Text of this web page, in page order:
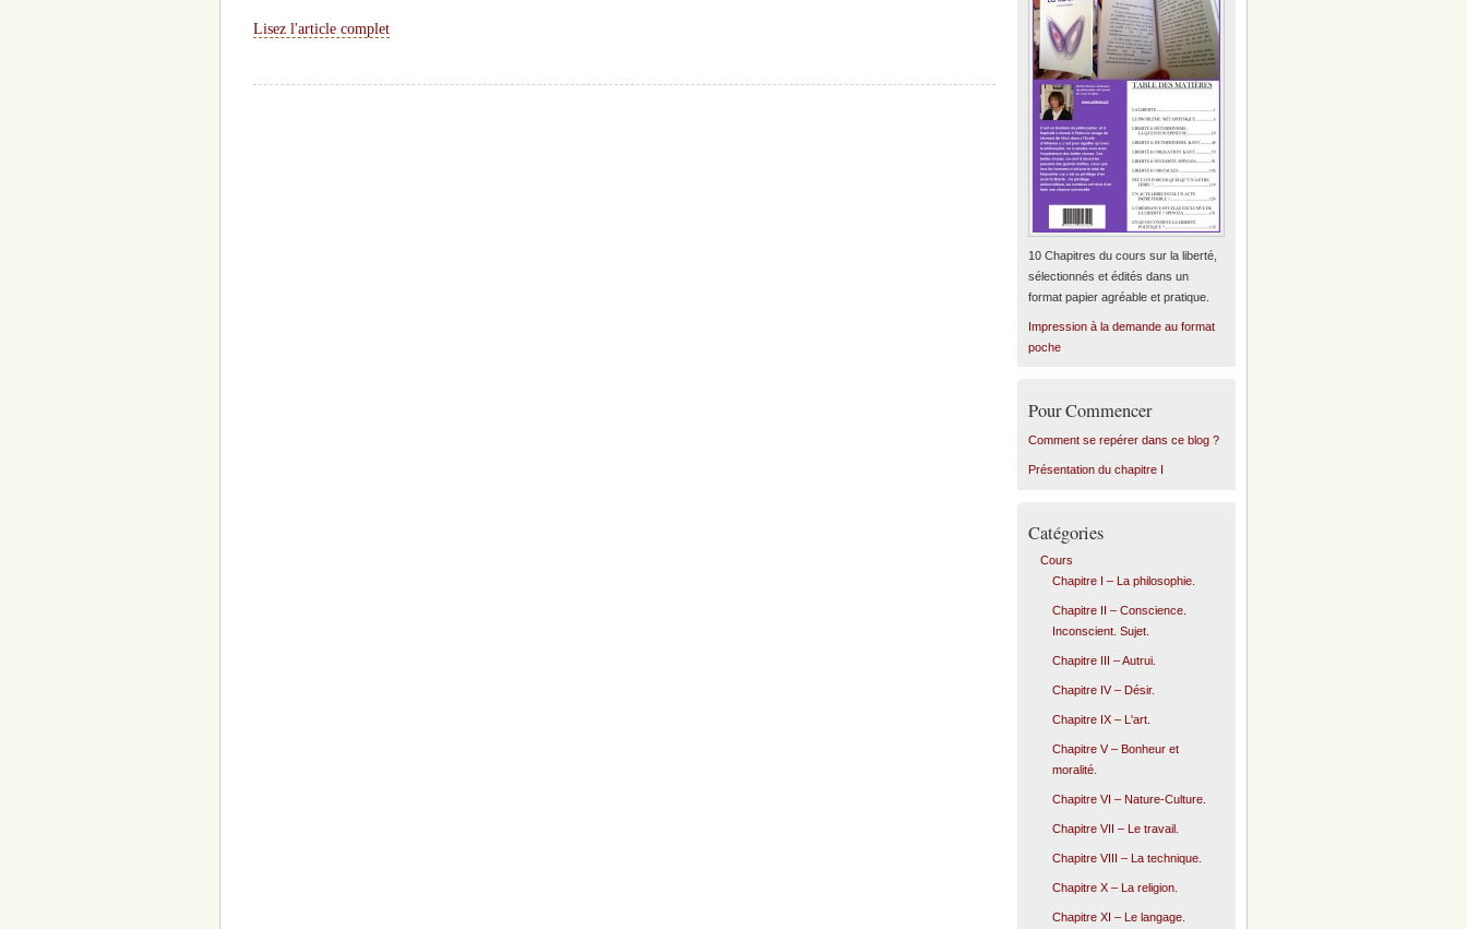
Lisez l'article complet
10 Chapitres du cours sur la liberté,
sélectionnés et édités dans un
format papier agréable et pratique.
Impression à la demande au format
poche
Pour Commencer
Comment se repérer dans ce blog ?
Présentation du chapitre I
Catégories
Cours
Chapitre I – La philosophie.
Chapitre II – Conscience.
Inconscient. Sujet.
Chapitre III – Autrui.
Chapitre IV – Désir.
Chapitre IX – L'art.
Chapitre V – Bonheur et
moralité.
Chapitre VI – Nature-Culture.
Chapitre VII – Le travail.
Chapitre VIII – La technique.
Chapitre X – La religion.
Chapitre XI – Le langage.